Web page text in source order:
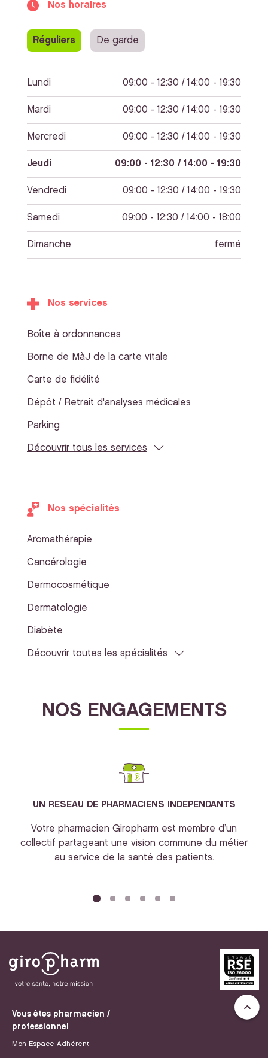
Nos horaires
Réguliers De garde
Lundi 09:00 - 12:30 / 14:00 - 19:30
Mardi 09:00 - 12:30 / 14:00 - 19:30
Mercredi 09:00 - 12:30 / 14:00 - 19:30
Jeudi 09:00 - 12:30 / 14:00 - 19:30
Vendredi 09:00 - 12:30 / 14:00 - 19:30
Samedi 09:00 - 12:30 / 14:00 - 18:00
Dimanche fermé
Nos services
Boîte à ordonnances
Borne de MàJ de la carte vitale
Carte de fidélité
Dépôt / Retrait d'analyses médicales
Parking
Découvrir tous les services
Nos spécialités
Aromathérapie
Cancérologie
Dermocosmétique
Dermatologie
Diabète
Découvrir toutes les spécialités
NOS ENGAGEMENTS
UN RESEAU DE PHARMACIENS INDEPENDANTS
Votre pharmacien Giropharm est membre d’un
collectif partageant une vision commune du métier
au service de la santé des patients.
Vous êtes pharmacien /
professionnel
Mon Espace Adhérent